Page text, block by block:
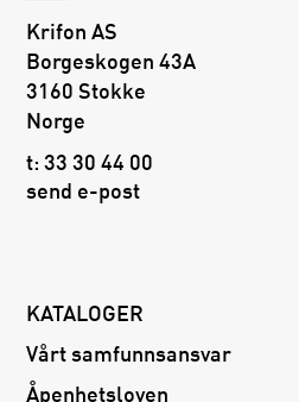
Krifon AS
Borgeskogen 43A
3160 Stokke
Norge
t:33 30 44 00
send e-post
KATALOGER
Vårt samfunnsansvar
Åpenhetsloven